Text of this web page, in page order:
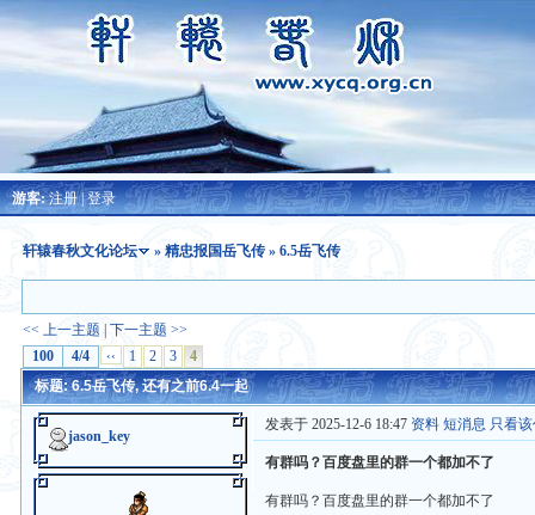
游客:注册|登录
轩辕春秋文化论坛 »精忠报国岳飞传 » 6.5岳飞传
<< 上一主题 |下一主题 >>
100
4/4 ‹‹ 1 2 3
4
标题: 6.5岳飞传, 还有之前6.4一起
jason_key
发表于 2025-12-6 18:47 资料 短消息 只看
有群吗？百度盘里的群一个都加不了
有群吗？百度盘里的群一个都加不了